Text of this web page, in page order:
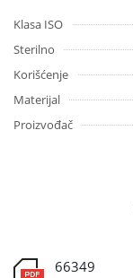
Klasa ISO
Sterilno
Korišćenje
Materijal
Proizvođač
66349